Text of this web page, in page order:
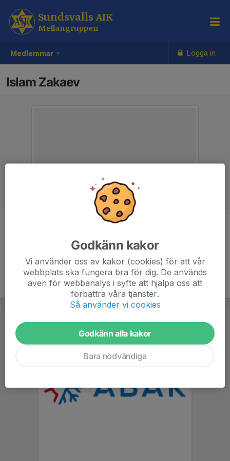
Medlemmar Logga in
Sundsvalls AIK
Mellangruppen
Islam Zakaev
Godkänn kakor
Vi använder oss av kakor (cookies) för att vår
webbplats ska fungera bra för dig. De används
även för webbanalys i syfte att hjälpa oss att
förbättra våra tjänster.
Så använder vi cookies
Godkänn alla kakor
Bara nödvändiga